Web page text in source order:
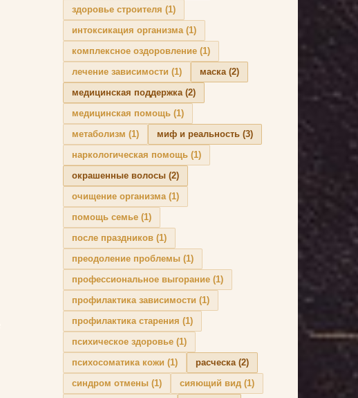
здоровье строителя (1)
интоксикация организма(1)
комплексное оздоровление (1)
лечение зависимости (1) маска(2)
медицинская поддержка(2)
медицинская помощь (1)
метаболизм (1) миф и реальность (3)
наркологическая помощь (1)
окрашенные волосы (2)
очищение организма(1)
помощь семье (1)
после праздников (1)
преодоление проблемы (1)
профессиональное выгорание (1)
профилактика зависимости (1)
профилактика старения (1)
психическое здоровье (1)
психосоматика кожи (1) расческа(2)
синдром отмены (1) сияющий вид (1)